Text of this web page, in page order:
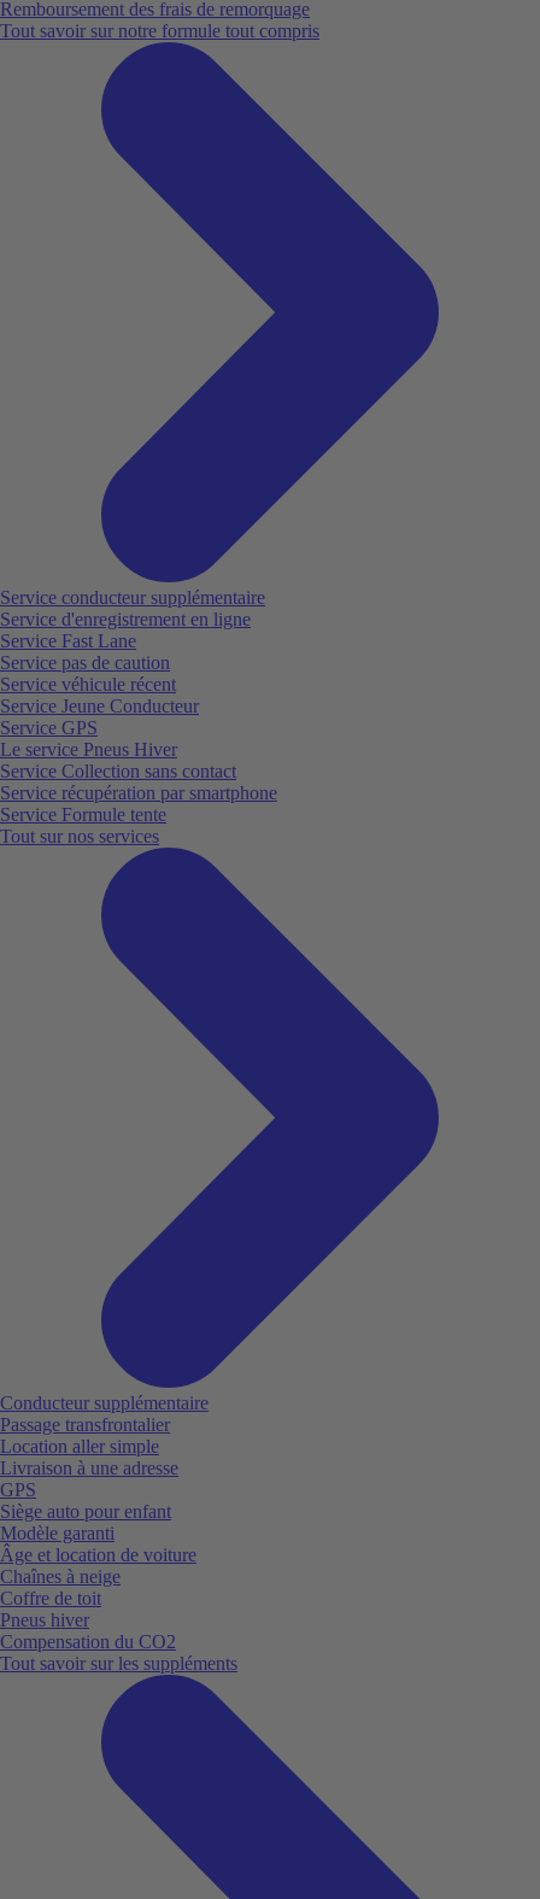
Remboursement des frais de remorquage
Tout savoir sur notre formule tout compris
Service conducteur supplémentaire
Service d'enregistrement en ligne
Service Fast Lane
Service pas de caution
Service véhicule récent
Service Jeune Conducteur
Service GPS
Le service Pneus Hiver
Service Collection sans contact
Service récupération par smartphone
Service Formule tente
Tout sur nos services
Conducteur supplémentaire
Passage transfrontalier
Location aller simple
Livraison à une adresse
GPS
Siège auto pour enfant
Modèle garanti
Âge et location de voiture
Chaînes à neige
Coffre de toit
Pneus hiver
Compensation du CO2
Tout savoir sur les suppléments